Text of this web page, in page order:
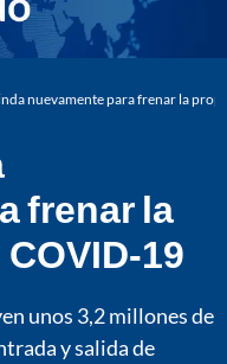
nuevamente para frenar la
frenar la
19
unos 3,2 millones de
y salida de